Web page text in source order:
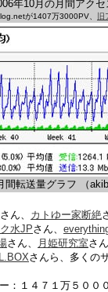
年10月の月間アク
が1407万3000PV、
間転送量グラフ （
さん、 カトゆー家断絶
水JPさん、
さん、 月姫研究室さ
さんら、多くの
：１４７１万５０